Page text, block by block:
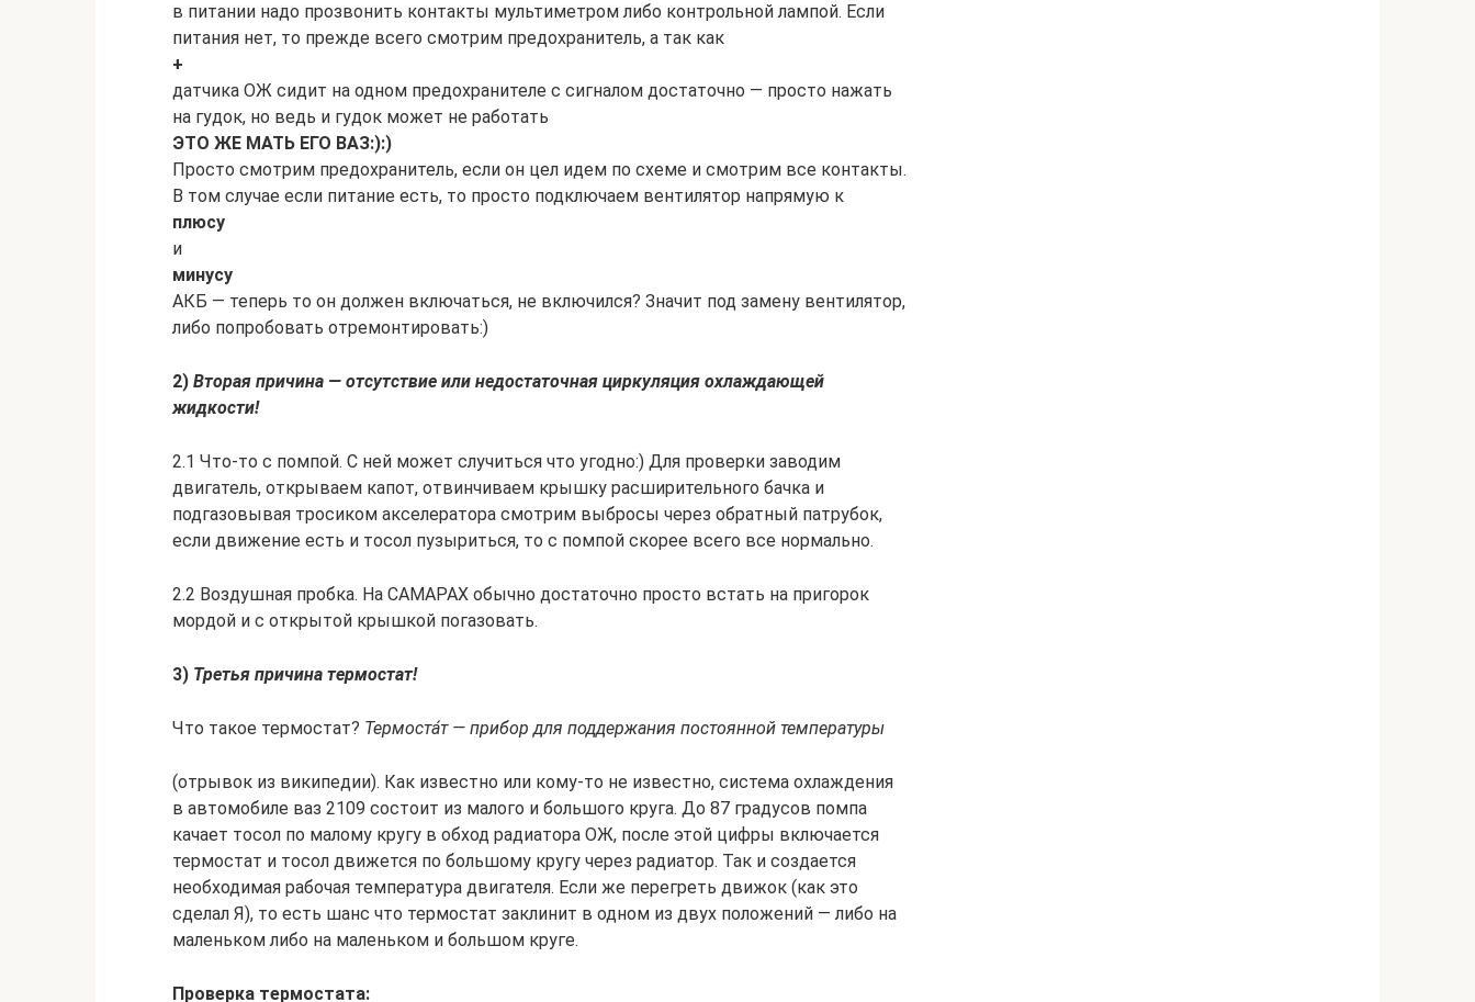
в питании надо прозвонить контакты мультиметром либо контрольной лампой. Если
питания нет, то прежде всего смотрим предохранитель, а так как
+
датчика ОЖ сидит на одном предохранителе с сигналом достаточно — просто нажать
на гудок, но ведь и гудок может не работать
ЭТО ЖЕ МАТЬ ЕГО ВАЗ:):)
Просто смотрим предохранитель, если он цел идем по схеме и смотрим все контакты.
В том случае если питание есть, то просто подключаем вентилятор напрямую к
плюсу
и
минусу
АКБ — теперь то он должен включаться, не включился? Значит под замену вентилятор,
либо попробовать отремонтировать:)
2) Вторая причина — отсутствие или недостаточная циркуляция охлаждающей
жидкости!
2.1 Что-то с помпой. С ней может случиться что угодно:) Для проверки заводим
двигатель, открываем капот, отвинчиваем крышку расширительного бачка и
подгазовывая тросиком акселератора смотрим выбросы через обратный патрубок,
если движение есть и тосол пузыриться, то с помпой скорее всего все нормально.
2.2 Воздушная пробка. На САМАРАХ обычно достаточно просто встать на пригорок
мордой и с открытой крышкой погазовать.
3) Третья причина термостат!
Что такое термостат? Термоста́т — прибор для поддержания постоянной температуры
(отрывок из википедии). Как известно или кому-то не известно, система охлаждения
в автомобиле ваз 2109 состоит из малого и большого круга. До 87 градусов помпа
качает тосол по малому кругу в обход радиатора ОЖ, после этой цифры включается
термостат и тосол движется по большому кругу через радиатор. Так и создается
необходимая рабочая температура двигателя. Если же перегреть движок (как это
сделал Я), то есть шанс что термостат заклинит в одном из двух положений — либо на
маленьком либо на маленьком и большом круге.
Проверка термостата: